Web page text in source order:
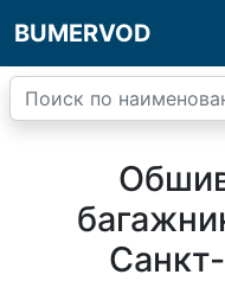
BUMERVOD